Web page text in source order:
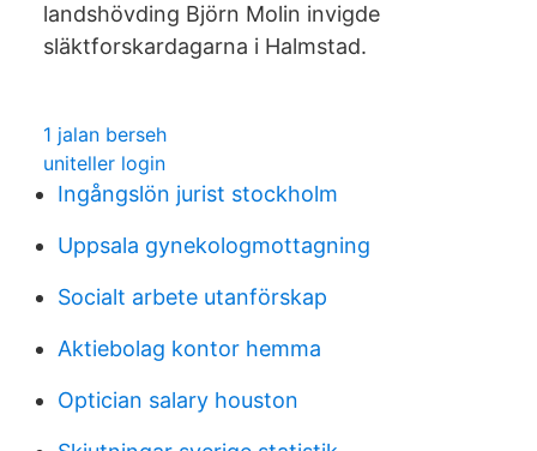
landshövding Björn Molin invigde
släktforskardagarna i Halmstad.
1 jalan berseh
uniteller login
Ingångslön jurist stockholm
Uppsala gynekologmottagning
Socialt arbete utanförskap
Aktiebolag kontor hemma
Optician salary houston